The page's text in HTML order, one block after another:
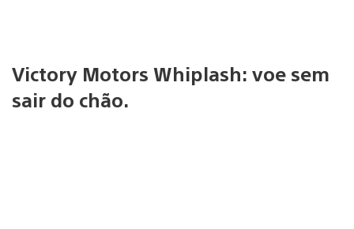
Victory Motors Whiplash: voe sem
sair do chão.